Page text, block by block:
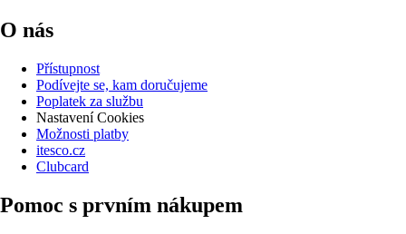
O nás
Přístupnost
Podívejte se, kam doručujeme
Poplatek za službu
Nastavení Cookies
Možnosti platby
itesco.cz
Clubcard
Pomoc s prvním nákupem